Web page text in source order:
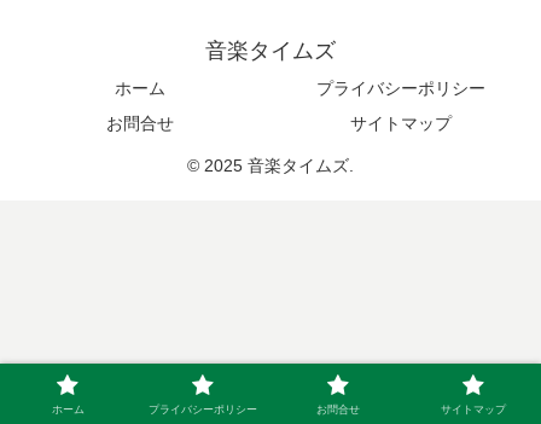
音楽タイムズ
ホーム
プライバシーポリシー
お問合せ
サイトマップ
© 2025 音楽タイムズ.
ホーム プライバシーポリシー お問合せ サイトマップ